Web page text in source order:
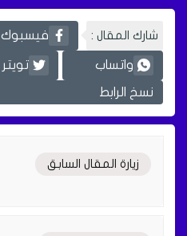
شارك المقال : فيسبوك
واتساب تويتر
نسخ الرابط
زيارة المقال السابق